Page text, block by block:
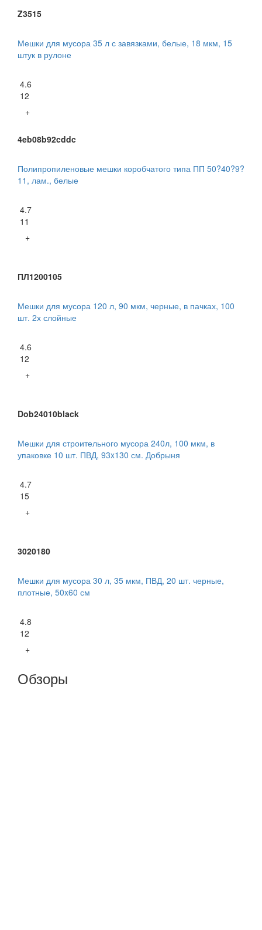
Z3515
Мешки для мусора 35 л с завязками, белые, 18 мкм, 15
штук в рулоне
4.6
12
+
4eb08b92cddc
Полипропиленовые мешки коробчатого типа ПП 50?40?9?
11, лам., белые
4.7
11
+
ПЛ1200105
Мешки для мусора 120 л, 90 мкм, черные, в пачках, 100
шт. 2х слойные
4.6
12
+
Dob24010black
Мешки для строительного мусора 240л, 100 мкм, в
упаковке 10 шт. ПВД, 93x130 см. Добрыня
4.7
15
+
3020180
Мешки для мусора 30 л, 35 мкм, ПВД, 20 шт. черные,
плотные, 50x60 см
4.8
12
+
Обзоры